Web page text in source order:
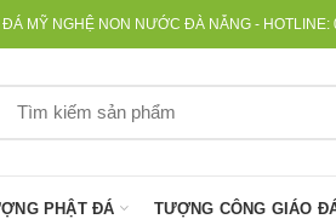
MỸ NGHỆ NON NƯỚC ĐÀ NẴNG - HOTLINE:
PHẬT ĐÁ TƯỢNG CÔNG GIÁO